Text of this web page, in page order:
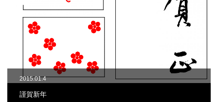
2015.01.4
謹賀新年